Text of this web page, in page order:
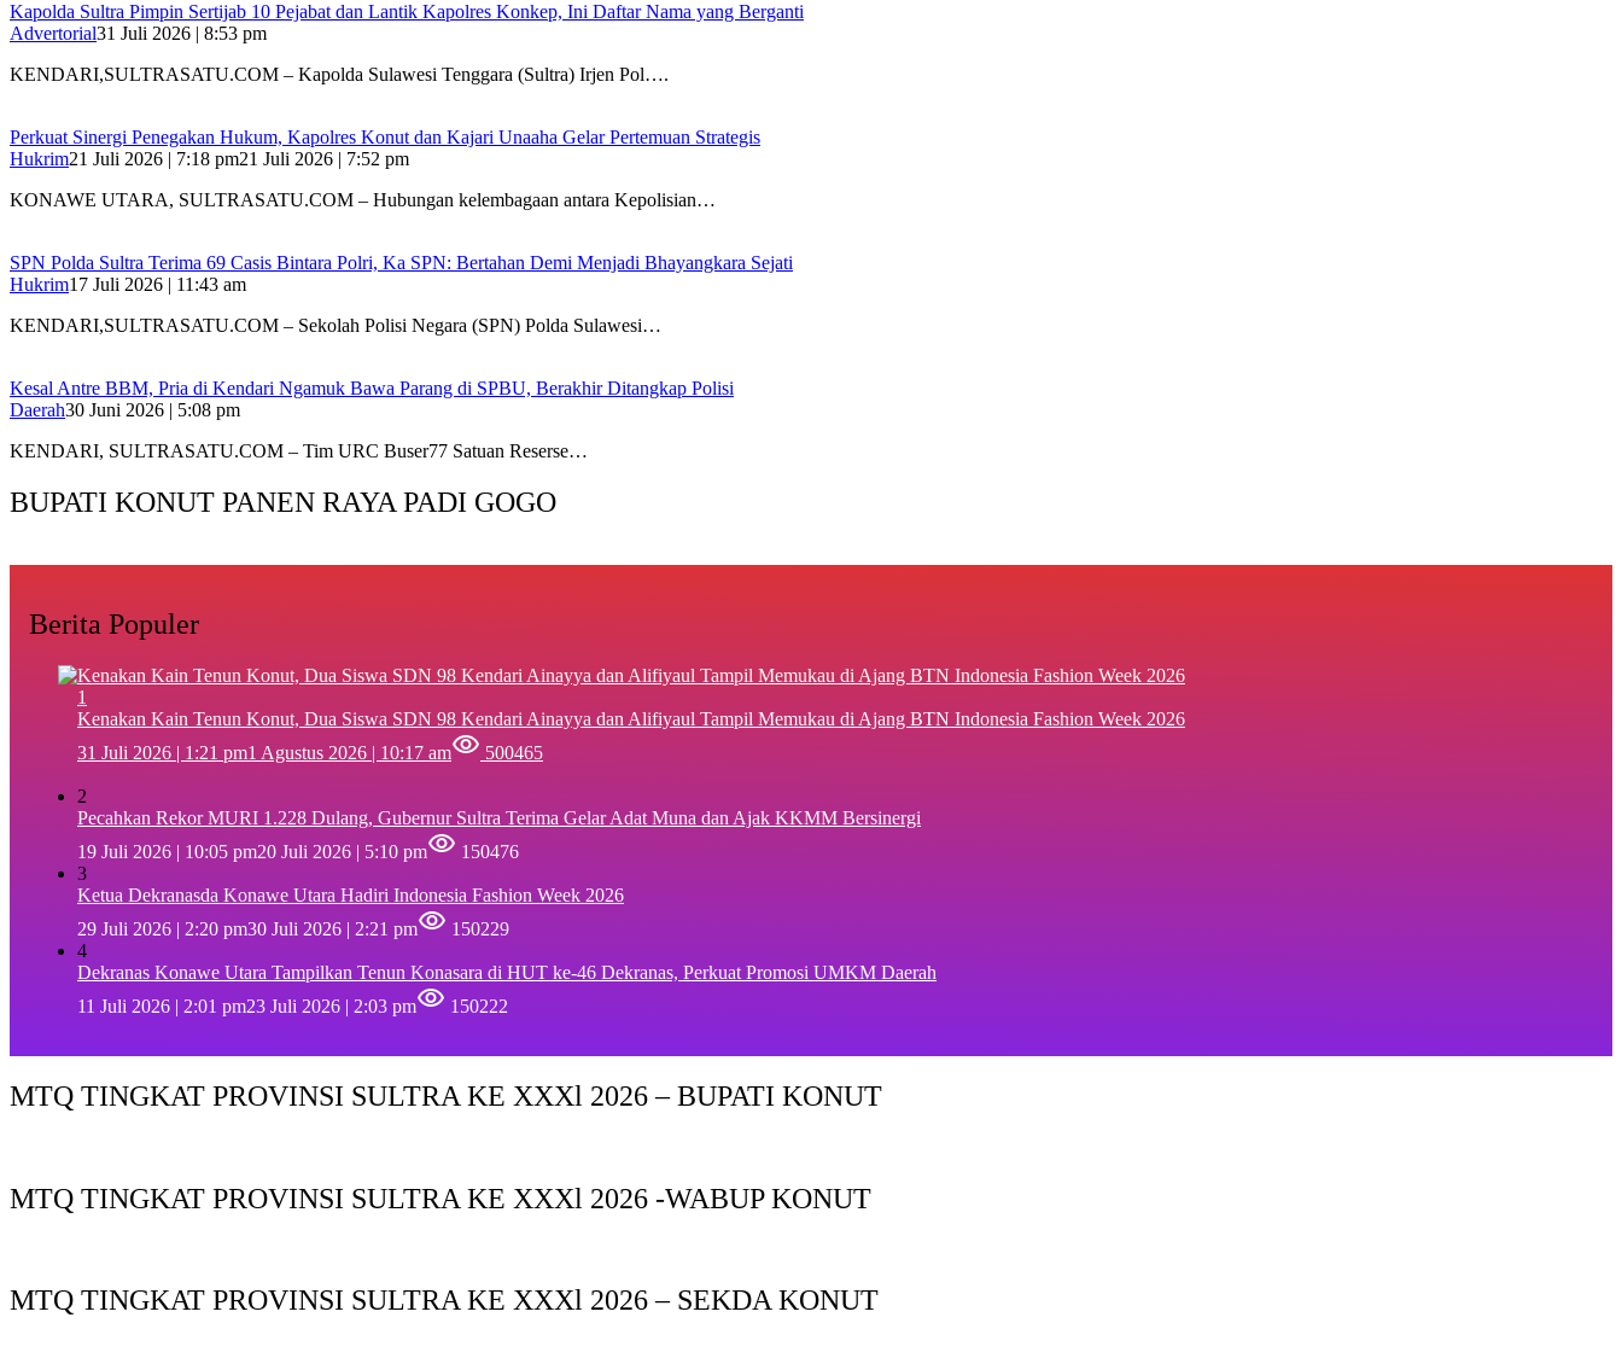
‎Kapolda Sultra Pimpin Sertijab 10 Pejabat dan Lantik Kapolres Konkep, Ini Daftar Nama yang Berganti
Advertorial31 Juli 2026 | 8:53 pm
‎KENDARI,SULTRASATU.COM – Kapolda Sulawesi Tenggara (Sultra) Irjen Pol….
‎Perkuat Sinergi Penegakan Hukum, Kapolres Konut dan Kajari Unaaha Gelar Pertemuan Strategis
Hukrim21 Juli 2026 | 7:18 pm21 Juli 2026 | 7:52 pm
‎KONAWE UTARA, SULTRASATU.COM – Hubungan kelembagaan antara Kepolisian…
SPN Polda Sultra Terima 69 Casis Bintara Polri, Ka SPN: Bertahan Demi Menjadi Bhayangkara Sejati
Hukrim17 Juli 2026 | 11:43 am
KENDARI,SULTRASATU.COM – Sekolah Polisi Negara (SPN) Polda Sulawesi…
Kesal Antre BBM, Pria di Kendari Ngamuk Bawa Parang di SPBU, Berakhir Ditangkap Polisi
Daerah30 Juni 2026 | 5:08 pm
KENDARI, SULTRASATU.COM – Tim URC Buser77 Satuan Reserse…
BUPATI KONUT PANEN RAYA PADI GOGO
Berita Populer
1
‎Kenakan Kain Tenun Konut, Dua Siswa SDN 98 Kendari Ainayya dan Alifiyaul Tampil Memukau di Ajang BTN Indonesia Fashion Week 2026
31 Juli 2026 | 1:21 pm1 Agustus 2026 | 10:17 am 500465
2
Pecahkan Rekor MURI 1.228 Dulang, Gubernur Sultra Terima Gelar Adat Muna dan Ajak KKMM Bersinergi
19 Juli 2026 | 10:05 pm20 Juli 2026 | 5:10 pm
150476
3
Ketua Dekranasda Konawe Utara Hadiri Indonesia Fashion Week 2026
29 Juli 2026 | 2:20 pm30 Juli 2026 | 2:21 pm
150229
4
Dekranas Konawe Utara Tampilkan Tenun Konasara di HUT ke-46 Dekranas, Perkuat Promosi UMKM Daerah
11 Juli 2026 | 2:01 pm23 Juli 2026 | 2:03 pm 150222
MTQ TINGKAT PROVINSI SULTRA KE XXXl 2026 – BUPATI KONUT
MTQ TINGKAT PROVINSI SULTRA KE XXXl 2026 -WABUP KONUT
MTQ TINGKAT PROVINSI SULTRA KE XXXl 2026 – SEKDA KONUT